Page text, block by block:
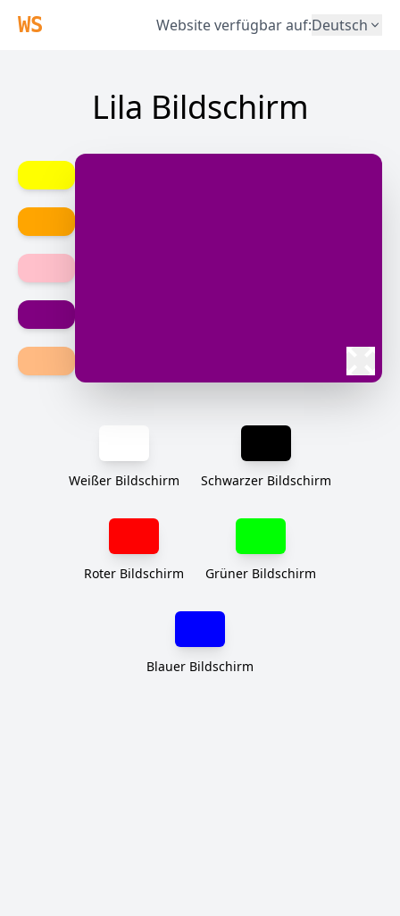
WS Website verfügbar auf:Deutsch
Lila Bildschirm
Weißer Bildschirm Schwarzer Bildschirm
Roter Bildschirm Grüner Bildschirm
Blauer Bildschirm